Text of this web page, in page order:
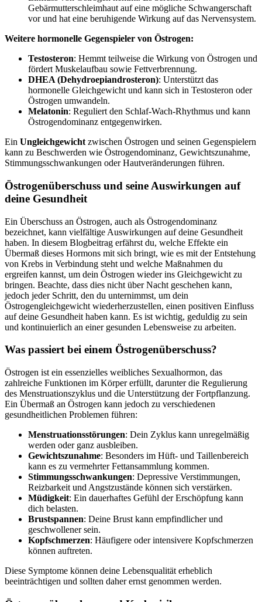
Gebärmutterschleimhaut auf eine mögliche Schwangerschaft
vor und hat eine beruhigende Wirkung auf das Nervensystem.
Weitere hormonelle Gegenspieler von Östrogen:
Testosteron: Hemmt teilweise die Wirkung von Östrogen und
fördert Muskelaufbau sowie Fettverbrennung.
DHEA (Dehydroepiandrosteron): Unterstützt das
hormonelle Gleichgewicht und kann sich in Testosteron oder
Östrogen umwandeln.
Melatonin: Reguliert den Schlaf-Wach-Rhythmus und kann
Östrogendominanz entgegenwirken.
Ein Ungleichgewicht zwischen Östrogen und seinen Gegenspielern
kann zu Beschwerden wie Östrogendominanz, Gewichtszunahme,
Stimmungsschwankungen oder Hautveränderungen führen.
Östrogenüberschuss und seine Auswirkungen auf
deine Gesundheit
Ein Überschuss an Östrogen, auch als Östrogendominanz
bezeichnet, kann vielfältige Auswirkungen auf deine Gesundheit
haben. In diesem Blogbeitrag erfährst du, welche Effekte ein
Übermaß dieses Hormons mit sich bringt, wie es mit der Entstehung
von Krebs in Verbindung steht und welche Maßnahmen du
ergreifen kannst, um dein Östrogen wieder ins Gleichgewicht zu
bringen. Beachte, dass dies nicht über Nacht geschehen kann,
jedoch jeder Schritt, den du unternimmst, um dein
Östrogengleichgewicht wiederherzustellen, einen positiven Einfluss
auf deine Gesundheit haben kann. Es ist wichtig, geduldig zu sein
und kontinuierlich an einer gesunden Lebensweise zu arbeiten.
Was passiert bei einem Östrogenüberschuss?
Östrogen ist ein essenzielles weibliches Sexualhormon, das
zahlreiche Funktionen im Körper erfüllt, darunter die Regulierung
des Menstruationszyklus und die Unterstützung der Fortpflanzung.
Ein Übermaß an Östrogen kann jedoch zu verschiedenen
gesundheitlichen Problemen führen:
Menstruationsstörungen: Dein Zyklus kann unregelmäßig
werden oder ganz ausbleiben.
Gewichtszunahme: Besonders im Hüft- und Taillenbereich
kann es zu vermehrter Fettansammlung kommen.
Stimmungsschwankungen: Depressive Verstimmungen,
Reizbarkeit und Angstzustände können sich verstärken.
Müdigkeit: Ein dauerhaftes Gefühl der Erschöpfung kann
dich belasten.
Brustspannen: Deine Brust kann empfindlicher und
geschwollener sein.
Kopfschmerzen: Häufigere oder intensivere Kopfschmerzen
können auftreten.
Diese Symptome können deine Lebensqualität erheblich
beeinträchtigen und sollten daher ernst genommen werden.